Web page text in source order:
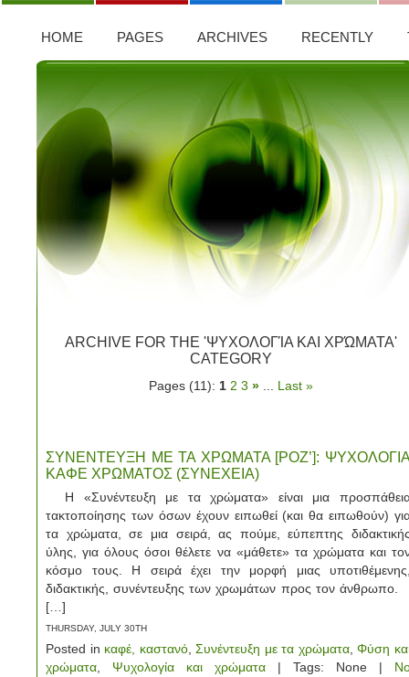
HOME PAGES ARCHIVES RECENTLY
ARCHIVE FOR THE 'ΨΥΧΟΛΟΓΊΑ ΚΑΙ ΧΡΏΜΑΤΑ'
CATEGORY
Pages (11): 1 2 3 »... Last »
ΣΥΝΕΝΤΕΥΞΗ ΜΕ ΤΑ ΧΡΩΜΑΤΑ [ΡΟΖ’]:
ΚΑΦΕ ΧΡΩΜΑΤΟΣ (ΣΥΝΕΧΕΙΑ)
Η «Συνέντευξη με τα χρώματα» είναι μια
τακτοποίησης των όσων έχουν ειπωθεί (και θα ειπωθούν)
τα χρώματα, σε μια σειρά, ας πούμε, εύπεπτης
ύλης, για όλους όσοι θέλετε να «μάθετε» τα χρώματα και
κόσμο τους. Η σειρά έχει την μορφή μιας
διδακτικής, συνέντευξης των χρωμάτων προς τον
[…]
THURSDAY, JULY 30TH
Posted in καφέ, καστανό,Συνέντευξη με τα χρώματα,Φύση
χρώματα
Ψυχολογία και χρώματα | Tags: None |